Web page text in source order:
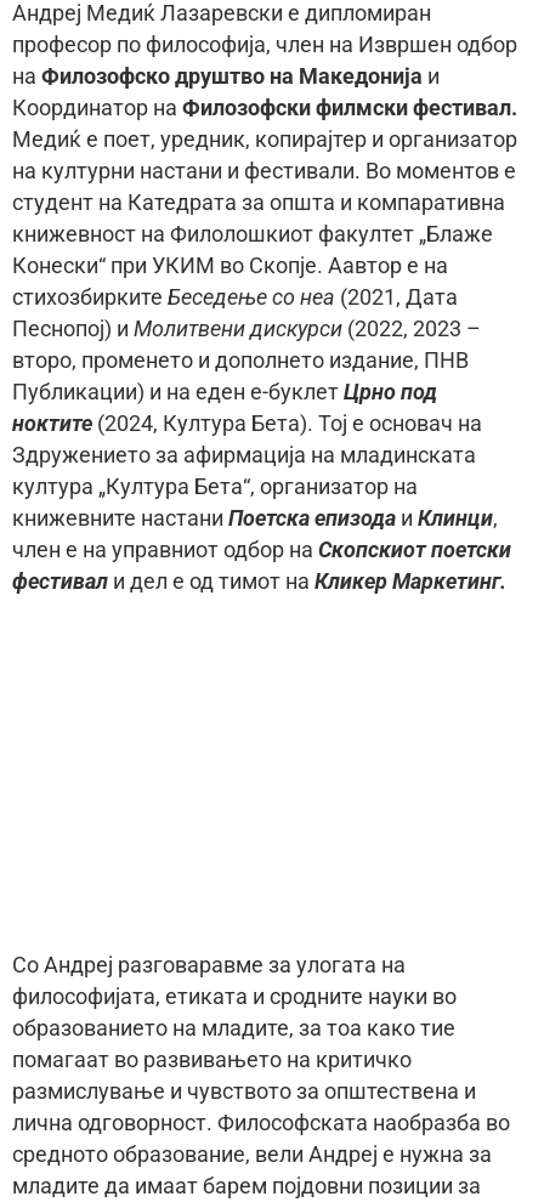
Андреј Медиќ Лазаревски e дипломиран
професор по философија, член на Извршен одбор
на Филозофско друштво на Македонија и
Координатор на Филозофски филмски фестивал.
Медиќ е поет, уредник, копирајтер и организатор
на културни настани и фестивали. Во моментов е
студент на Катедрата за општа и компаративна
книжевност на Филолошкиот факултет „Блаже
Конески“ при УКИМ во Скопје. Aавтор e на
стихозбирките Беседење со неа (2021, Дата
Песнопој) и Молитвени дискурси (2022, 2023 –
второ, променето и дополнето издание, ПНВ
Публикации) и на еден е-буклет Црно под
ноктите (2024, Култура Бета). Тој е основач на
Здружението за афирмација на младинската
култура „Култура Бета“, организатор на
книжевните настани Поетска епизода и Клинци,
член е на управниот одбор на Скопскиот поетски
фестивал и дел е од тимот на Кликер Маркетинг.
Со Андреј рaзговаравме за улогата на
философијата, етиката и сродните науки во
образованието на младите, за тоа како тие
помагаат во развивањето на критичко
размислување и чувството за општествена и
лична одговорност. Философската наобразба во
средното образование, вели Андреј е нужна за
младите да имаат барем појдовни позиции за